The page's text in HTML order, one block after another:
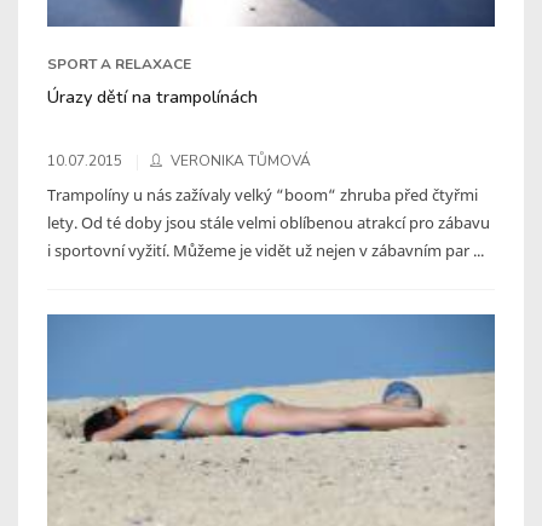
SPORT A RELAXACE
Úrazy dětí na trampolínách
10.07.2015 VERONIKA TŮMOVÁ
Trampolíny u nás zažívaly velký “boom“ zhruba před čtyřmi
lety. Od té doby jsou stále velmi oblíbenou atrakcí pro zábavu
i sportovní vyžití. Můžeme je vidět už nejen v zábavním par ...